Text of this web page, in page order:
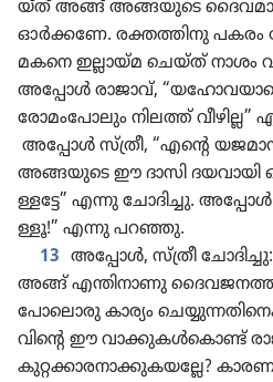
യ്‌ത്‌ അങ്ങ്‌ അങ്ങയുടെ
ഓർക്കണേ. രക്തത്തിനു പകരം
മകനെ ഇല്ലായ്‌മ ചെയ്‌ത്‌ നാശം
അപ്പോൾ രാജാവ്‌,
രോമംപോ​ലും നിലത്ത്‌
അപ്പോൾ സ്‌ത്രീ, “എന്റെ
അങ്ങയുടെ ഈ ദാസി
ള്ളട്ടേ” എന്നു ചോദി​ച്ചു.
ള്ളൂ!” എന്നു പറഞ്ഞു.
13 അപ്പോൾ, സ്‌ത്രീ
അങ്ങ്‌ എന്തിനാ​ണു
പോലൊ​രു കാര്യം
വി​ന്റെ ഈ വാക്കു​കൾകൊണ്ട്‌
കുറ്റക്കാ​ര​നാ​ക്കു​ക​യല്ലേ?